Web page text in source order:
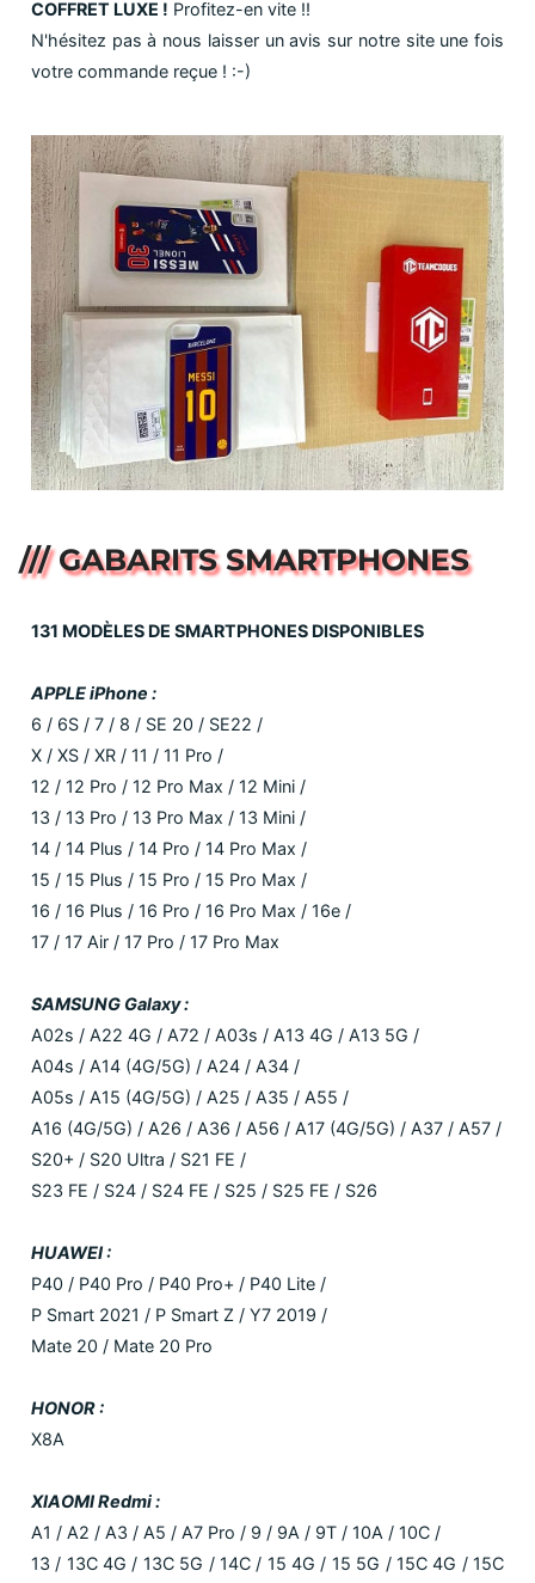
COFFRET LUXE ! Profitez-en vite !!
N'hésitez pas à nous laisser un avis sur notre site une fois
votre commande reçue ! :-)
/// GABARITS SMARTPHONES
131 MODÈLES DE SMARTPHONES DISPONIBLES
APPLE iPhone :
6 / 6S / 7 / 8 / SE 20 / SE22 /
X / XS / XR / 11 / 11 Pro /
12 / 12 Pro / 12 Pro Max / 12 Mini /
13 / 13 Pro / 13 Pro Max / 13 Mini /
14 / 14 Plus / 14 Pro / 14 Pro Max /
15 / 15 Plus / 15 Pro / 15 Pro Max /
16 / 16 Plus / 16 Pro / 16 Pro Max / 16e /
17 / 17 Air / 17 Pro / 17 Pro Max
SAMSUNG Galaxy :
A02s / A22 4G / A72 / A03s / A13 4G / A13 5G /
A04s / A14 (4G/5G) / A24 / A34 /
A05s / A15 (4G/5G) / A25 / A35 / A55 /
A16 (4G/5G) / A26 / A36 / A56 / A17 (4G/5G) / A37 / A57 /
S20+ / S20 Ultra / S21 FE /
S23 FE / S24 / S24 FE / S25 / S25 FE / S26
HUAWEI :
P40 / P40 Pro / P40 Pro+ / P40 Lite /
P Smart 2021 / P Smart Z / Y7 2019 /
Mate 20 / Mate 20 Pro
HONOR :
X8A
XIAOMI Redmi :
A1 / A2 / A3 / A5 / A7 Pro / 9 / 9A / 9T / 10A / 10C /
13 / 13C 4G / 13C 5G / 14C / 15 4G / 15 5G / 15C 4G / 15C